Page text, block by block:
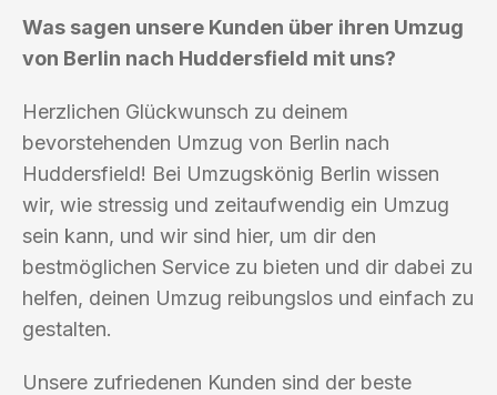
Was sagen unsere Kunden über ihren Umzug
von Berlin nach Huddersfield mit uns?
Herzlichen Glückwunsch zu deinem
bevorstehenden Umzug von Berlin nach
Huddersfield! Bei Umzugskönig Berlin wissen
wir, wie stressig und zeitaufwendig ein Umzug
sein kann, und wir sind hier, um dir den
bestmöglichen Service zu bieten und dir dabei zu
helfen, deinen Umzug reibungslos und einfach zu
gestalten.
Unsere zufriedenen Kunden sind der beste